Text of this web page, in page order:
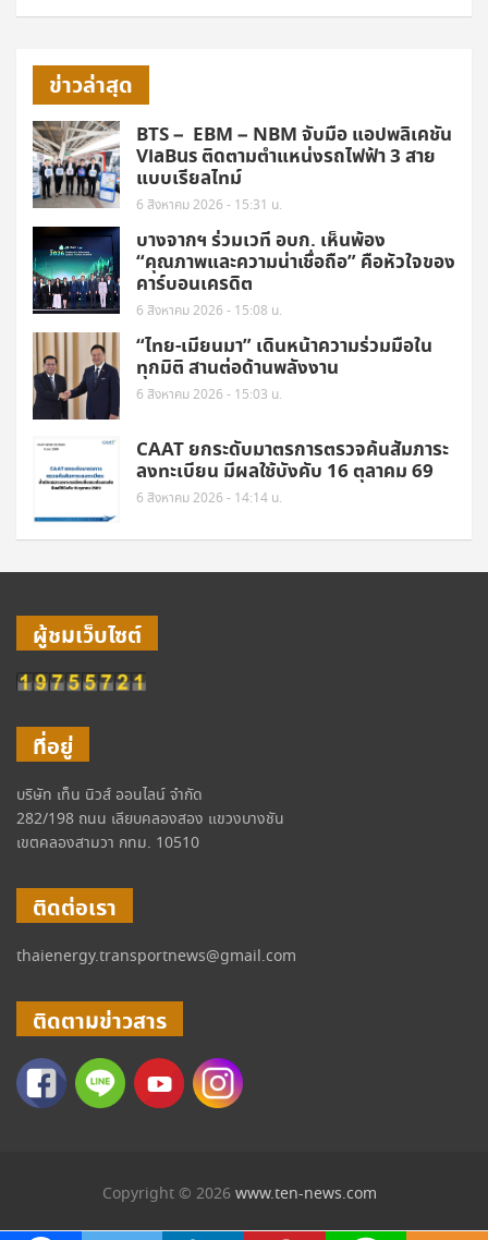
ข่าวล่าสุด
BTS – EBM – NBM จับมือ แอปพลิเคชัน
ViaBus ติดตามตำแหน่งรถไฟฟ้า 3 สาย
แบบเรียลไทม์
6 สิงหาคม 2026 - 15:31 น.
บางจากฯ ร่วมเวที อบก. เห็นพ้อง
“คุณภาพและความน่าเชื่อถือ” คือหัวใจของ
คาร์บอนเครดิต
6 สิงหาคม 2026 - 15:08 น.
“ไทย-เมียนมา” เดินหน้าความร่วมมือใน
ทุกมิติ สานต่อด้านพลังงาน
6 สิงหาคม 2026 - 15:03 น.
CAAT ยกระดับมาตรการตรวจค้นสัมภาระ
ลงทะเบียน มีผลใช้บังคับ 16 ตุลาคม 69
6 สิงหาคม 2026 - 14:14 น.
ผู้ชมเว็บไซต์
ที่อยู่
บริษัท เท็น นิวส์ ออนไลน์ จำกัด
282/198 ถนน เลียบคลองสอง แขวงบางชัน
เขตคลองสามวา กทม. 10510
ติดต่อเรา
thaienergy.transportnews@gmail.com
ติดตามข่าวสาร
Copyright © 2026 www.ten-news.com